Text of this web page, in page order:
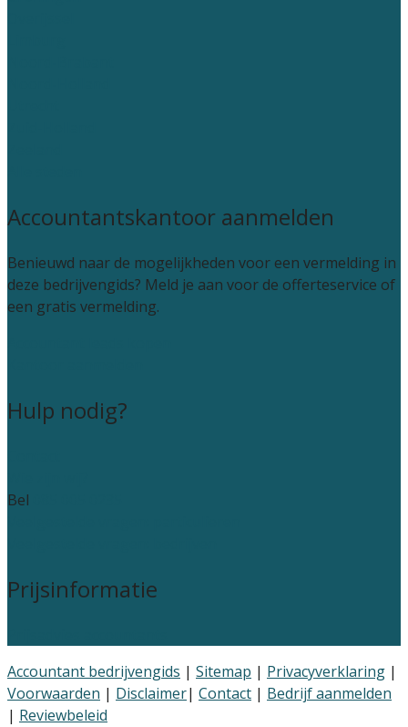
Accountantskantoor aanmelden
Benieuwd naar de mogelijkheden voor een vermelding in
deze bedrijvengids? Meld je aan voor de offerteservice of
een gratis vermelding.
Hulp nodig?
Bel
Prijsinformatie
Accountant bedrijvengids | Sitemap | Privacyverklaring |
Voorwaarden | Disclaimer| Contact | Bedrijf aanmelden
| Reviewbeleid